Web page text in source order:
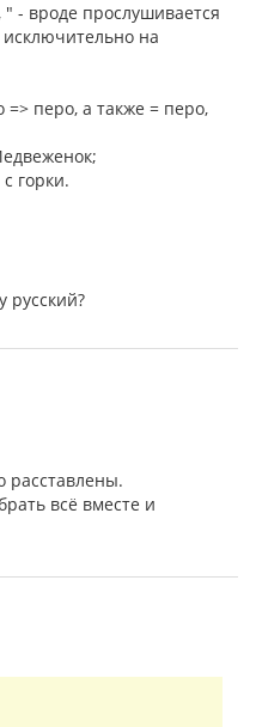
- вроде прослушивается
исключительно на
перо, а также = перо,
горки.
русский?
расставлены.
всё вместе и